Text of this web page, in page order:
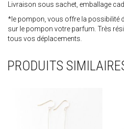
Livraison sous sachet, emballage
*le pompon, vous offre la possibilité
sur le pompon votre parfum. Très
tous vos déplacements.
PRODUITS